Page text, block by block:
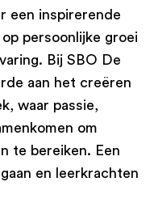
een inspirerende
persoonlijke groei
Bij SBO De
aan het creëren
waar passie,
om
te bereiken. Een
en leerkrachten